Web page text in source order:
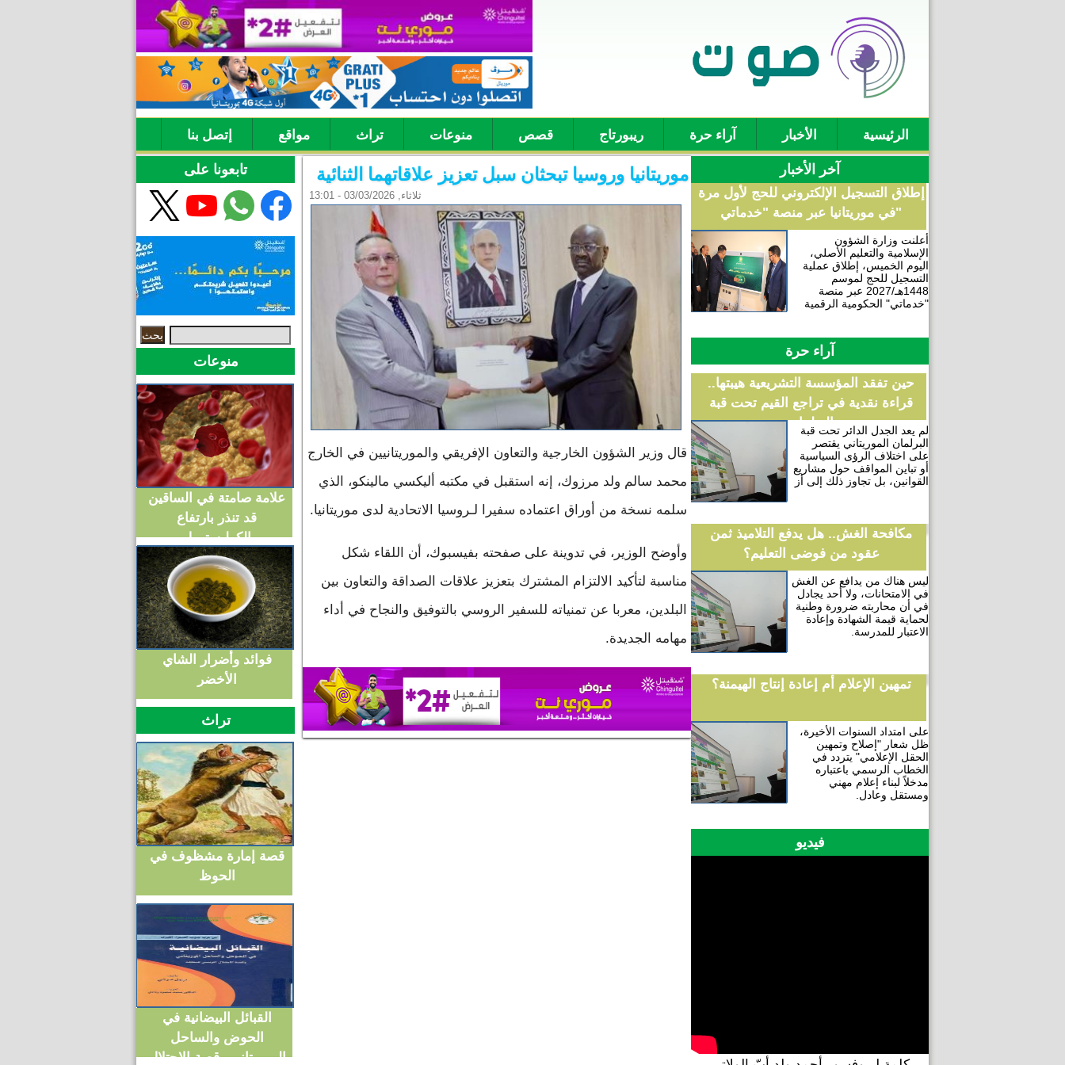
الرئيسية الأخبار آراء حرة ريبورتاج قصص منوعات تراث مواقع إتصل بنا
آخر الأخبار
إطلاق التسجيل الإلكتروني للحج لأول مرة
في موريتانيا عبر منصة "خدماتي"
أعلنت وزارة الشؤون
الإسلامية والتعليم الأصلي،
اليوم الخميس، إطلاق عملية
التسجيل للحج لموسم
1448هـ/2027 عبر منصة
"خدماتي" الحكومية الرقمية
آراء حرة
حين تفقد المؤسسة التشريعية هيبتها..
قراءة نقدية في تراجع القيم تحت قبة
البرلمان
لم يعد الجدل الدائر تحت قبة
البرلمان الموريتاني يقتصر
على اختلاف الرؤى السياسية
أو تباين المواقف حول مشاريع
القوانين، بل تجاوز ذلك إلى أز
مكافحة الغش.. هل يدفع التلاميذ ثمن
عقود من فوضى التعليم؟
ليس هناك من يدافع عن الغش
في الامتحانات، ولا أحد يجادل
في أن محاربته ضرورة وطنية
لحماية قيمة الشهادة وإعادة
الاعتبار للمدرسة.
تمهين الإعلام أم إعادة إنتاج الهيمنة؟
على امتداد السنوات الأخيرة،
ظل شعار "إصلاح وتمهين
الحقل الإعلامي" يتردد في
الخطاب الرسمي باعتباره
مدخلاً لبناء إعلام مهني
ومستقل وعادل.
فيديو
تابعونا على
استمارة البحث
‏بحث ‏
منوعات
علامة صامتة في الساقين
قد تنذر بارتفاع
الكوليسترول
فوائد وأضرار الشاي
الأخضر
تراث
قصة إمارة مشظوف في
الحوظ
القبائل البيضانية في
الحوض والساحل
الموريتاني وقصة الاحتلال
موريتانيا وروسيا تبحثان سبل تعزيز علاقاتهما الثنائية
ثلاثاء, 03/03/2026 - 13:01
قال وزير الشؤون الخارجية والتعاون الإفريقي والموريتانيين في الخارج
محمد سالم ولد مرزوك، إنه استقبل في مكتبه أليكسي مالينكو، الذي
سلمه نسخة من أوراق اعتماده سفيرا لـروسيا الاتحادية لدى موريتانيا.
وأوضح الوزير، في تدوينة على صفحته بفيسبوك، أن اللقاء شكل
مناسبة لتأكيد الالتزام المشترك بتعزيز علاقات الصداقة والتعاون بين
البلدين، معربا عن تمنياته للسفير الروسي بالتوفيق والنجاح في أداء
مهامه الجديدة.